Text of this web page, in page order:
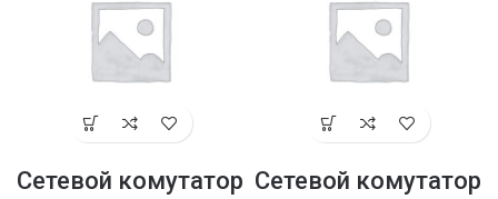
Сетевой комутатор Сетевой комутатор